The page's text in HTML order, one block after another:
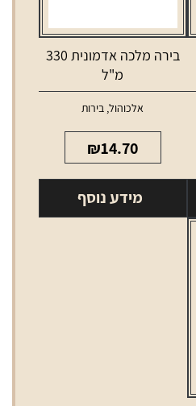
בירה מלכה אדמונית 330
מ"ל
אלכוהול, בירות
₪14.70
מידע נוסף